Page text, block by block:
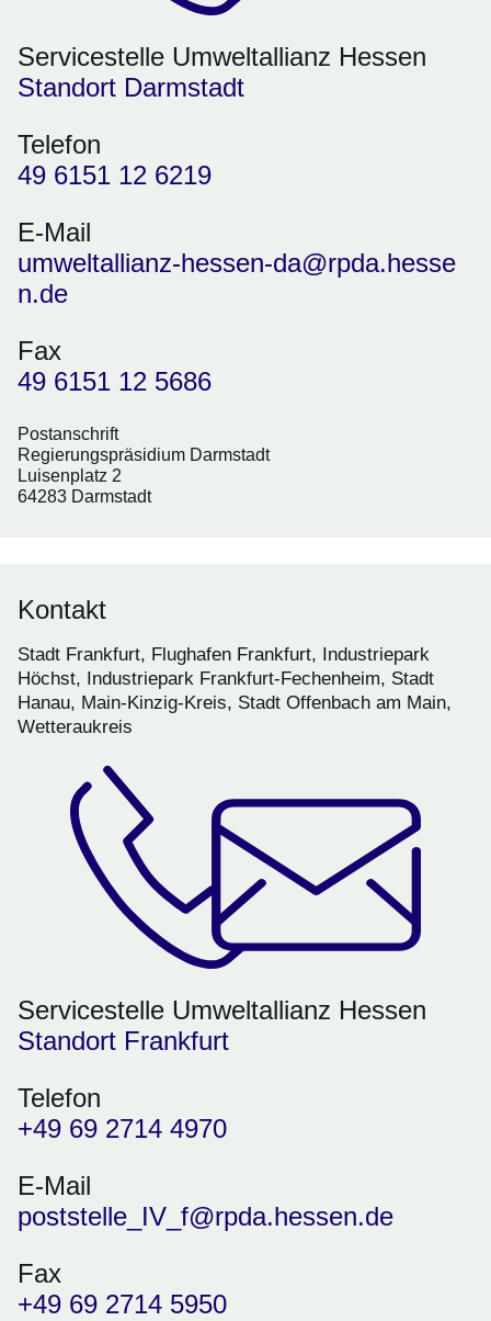
Servicestelle Umweltallianz Hessen
Standort Darmstadt
Telefon
49 6151 12 6219
E-Mail
umweltallianz-hessen-da@rpda.hesse
n.de
Fax
49 6151 12 5686
Postanschrift
Regierungspräsidium Darmstadt
Luisenplatz 2
64283 Darmstadt
Kontakt
Stadt Frankfurt, Flughafen Frankfurt, Industriepark
Höchst, Industriepark Frankfurt-Fechenheim, Stadt
Hanau, Main-Kinzig-Kreis, Stadt Offenbach am Main,
Wetteraukreis
Servicestelle Umweltallianz Hessen
Standort Frankfurt
Telefon
+49 69 2714 4970
E-Mail
poststelle_IV_f@rpda.hessen.de
Fax
+49 69 2714 5950